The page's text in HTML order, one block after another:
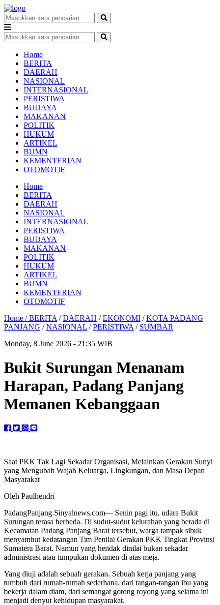
Home
BERITA
DAERAH
NASIONAL
INTERNASIONAL
PERISTIWA
BUDAYA
MAKANAN
POLITIK
HUKUM
ARTIKEL
BUMN
KEMENTERIAN
OTOMOTIF
Home
BERITA
DAERAH
NASIONAL
INTERNASIONAL
PERISTIWA
BUDAYA
MAKANAN
POLITIK
HUKUM
ARTIKEL
BUMN
KEMENTERIAN
OTOMOTIF
Home /BERITA /DAERAH /EKONOMI /KOTA PADANG
PANJANG /NASIONAL /PERISTIWA / SUMBAR
Monday, 8 June 2026 - 21:35 WIB
Bukit Surungan Menanam
Harapan, Padang Panjang
Memanen Kebanggaan
Saat PKK Tak Lagi Sekadar Organisasi, Melainkan Gerakan Sunyi
yang Mengubah Wajah Keluarga, Lingkungan, dan Masa Depan
Masyarakat
Oleh Paulhendri
PadangPanjang.Sinyalnews.com— Senin pagi itu, udara Bukit
Surungan terasa berbeda. Di sudut-sudut kelurahan yang berada di
Kecamatan Padang Panjang Barat tersebut, warga tampak sibuk
menyambut kedatangan Tim Penilai Gerakan PKK Tingkat Provinsi
Sumatera Barat. Namun yang hendak dinilai bukan sekadar
administrasi atau tumpukan dokumen di atas meja.
Yang diuji adalah sebuah gerakan. Sebuah kerja panjang yang
tumbuh dari rumah-rumah sederhana, dari tangan-tangan ibu yang
bekerja dalam diam, dari semangat gotong royong yang selama ini
menjadi denyut kehidupan masyarakat.